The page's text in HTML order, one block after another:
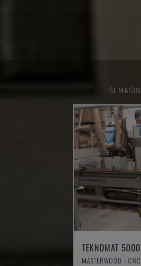
ŠI
TEKNOMAT 5000
MASTERWOOD -